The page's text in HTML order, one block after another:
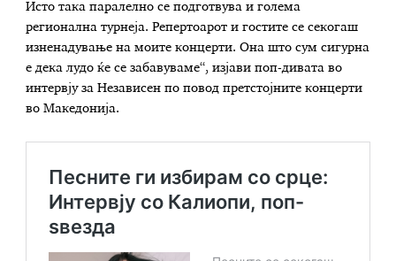
Исто така паралелно се подготвува и голема
регионална турнеја. Репертоарот и гостите се секогаш
изненадување на моите концерти. Она што сум сигурна
е дека лудо ќе се забавуваме“, изјави поп-дивата во
интервју за Независен по повод претстојните концерти
во Македонија.